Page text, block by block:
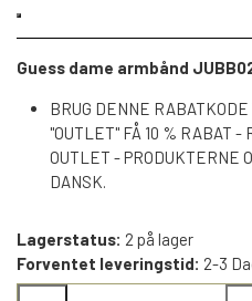
Guess dame armbånd
BRUG DENNE
"OUTLET" FÅ 10 % RABAT
OUTLET - PRODUKTERNE
DANSK.
Lagerstatus: 2 på lager
Forventet leveringstid: 2-3